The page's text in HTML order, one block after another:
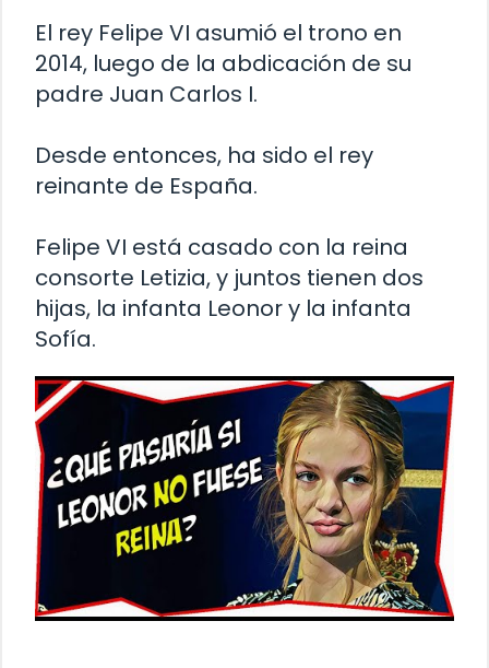
El rey Felipe VI asumió el trono en
2014, luego de la abdicación de su
padre Juan Carlos I.
Desde entonces, ha sido el rey
reinante de España.
Felipe VI está casado con la reina
consorte Letizia, y juntos tienen dos
hijas, la infanta Leonor y la infanta
Sofía.